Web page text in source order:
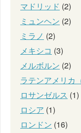
マドリッド (2)
ミュンヘン (2)
ミラノ (2)
メキシコ (3)
メルボルン (2)
ラテンアメリカ
ロサンゼルス (1)
ロシア (1)
ロンドン (16)